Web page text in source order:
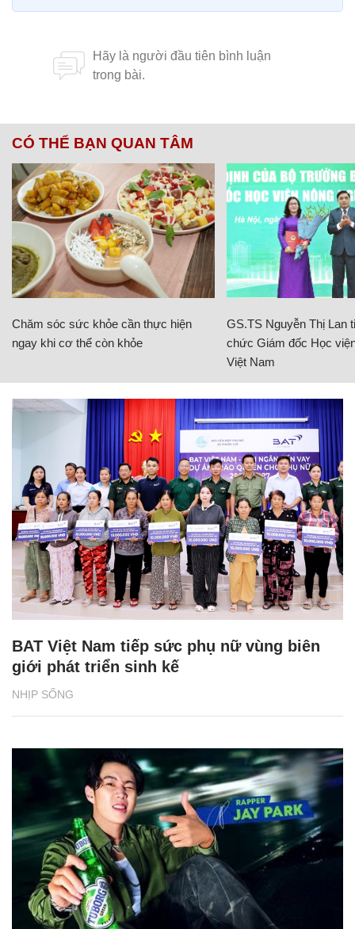
CÓ THỂ BẠN QUAN TÂM
Chăm sóc sức khỏe cần thực hiện
ngay khi cơ thể còn khỏe
GS.TS Nguyễn Thị Lan
chức Giám đốc Học
Việt Nam
NHỊP SỐNG
BAT Việt Nam tiếp sức phụ nữ vùng biên
giới phát triển sinh kế